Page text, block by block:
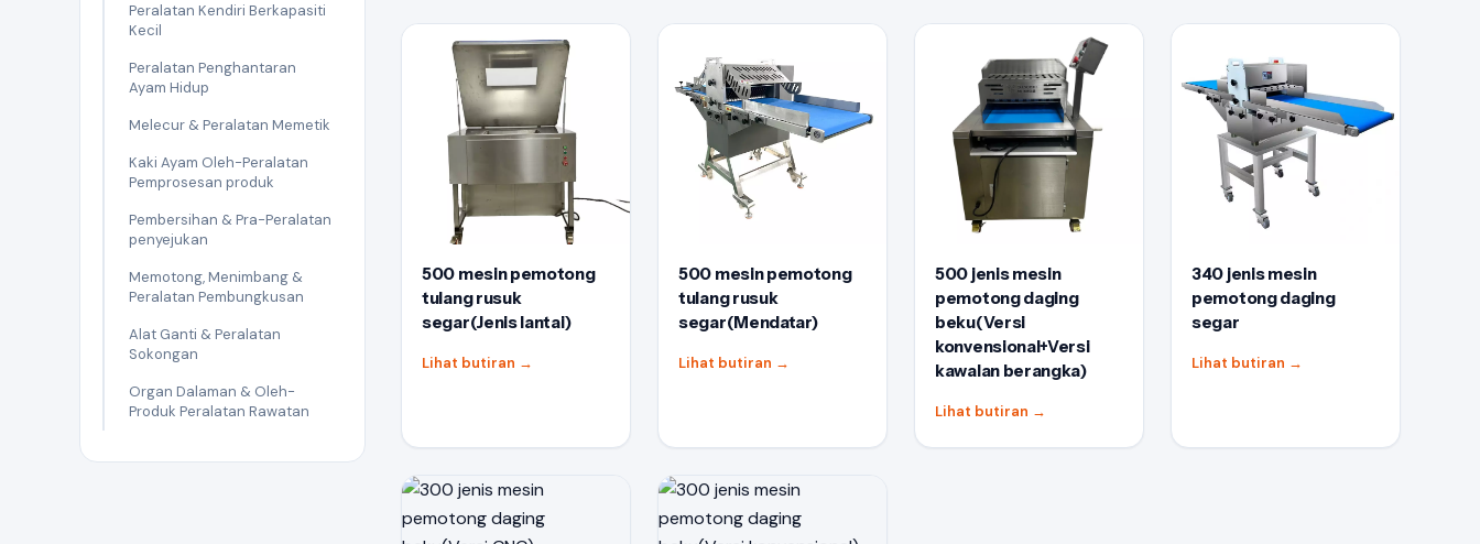
Peralatan Kendiri Berkapasiti
Kecil
Peralatan Penghantaran
Ayam Hidup
Melecur & Peralatan Memetik
Kaki Ayam Oleh-Peralatan
Pemprosesan produk
Pembersihan & Pra-Peralatan
penyejukan
Memotong, Menimbang &
Peralatan Pembungkusan
Alat Ganti & Peralatan
Sokongan
Organ Dalaman & Oleh-
Produk Peralatan Rawatan
500 mesin pemotong
tulang rusuk
segar(Jenis lantai)
Lihat butiran →
500 mesin pemotong
tulang rusuk
segar(Mendatar)
Lihat butiran →
500 jenis mesin
pemotong daging
beku(Versi
konvensional+Versi
kawalan berangka)
Lihat butiran →
340 jenis mesin
pemotong daging
segar
Lihat butiran →